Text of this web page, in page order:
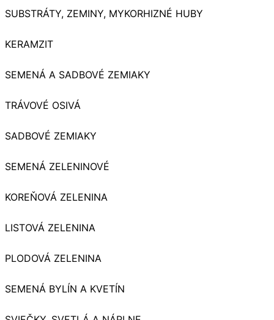
SUBSTRÁTY, ZEMINY, MYKORHIZNÉ HUBY
KERAMZIT
SEMENÁ A SADBOVÉ ZEMIAKY
TRÁVOVÉ OSIVÁ
SADBOVÉ ZEMIAKY
SEMENÁ ZELENINOVÉ
KOREŇOVÁ ZELENINA
LISTOVÁ ZELENINA
PLODOVÁ ZELENINA
SEMENÁ BYLÍN A KVETÍN